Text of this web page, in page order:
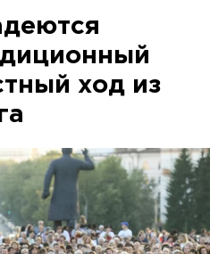
ход из